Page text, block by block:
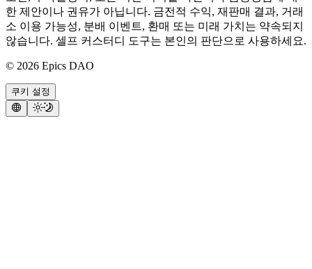
한 제안이나 권유가 아닙니다. 금전적 수익, 재판매 결과, 거래
소 이용 가능성, 분배 이벤트, 환매 또는 미래 가치는 약속되지
않습니다. 셀프 커스터디 도구는 본인의 판단으로 사용하세요.
© 2026 Epics DAO
쿠키 설정